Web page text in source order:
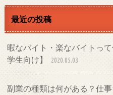
最近の投稿
暇なバイト・楽なバイトっ
学生向け】
2020.05.03
副業の種類は何がある？仕